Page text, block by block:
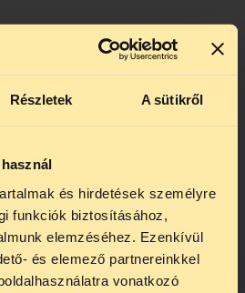
Részletek A sütikről
és hirdetések személyre
funkciók biztosításához,
elemzéséhez. Ezenkívül
és elemező partnereinkkel
vonatkozó